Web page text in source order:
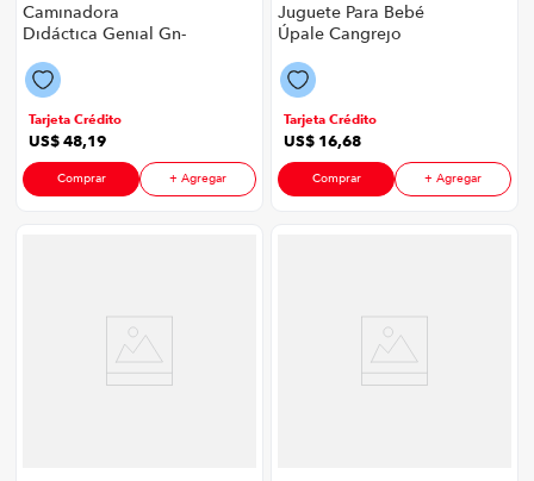
Caminadora
Didáctica Genial Gn-
Azul
Tarjeta Crédito
US$48,19
Comprar + Agregar
Juguete Para Bebé
Úpale Cangrejo
Turquesa
Tarjeta Crédito
US$ 16,68
Comprar + Agregar